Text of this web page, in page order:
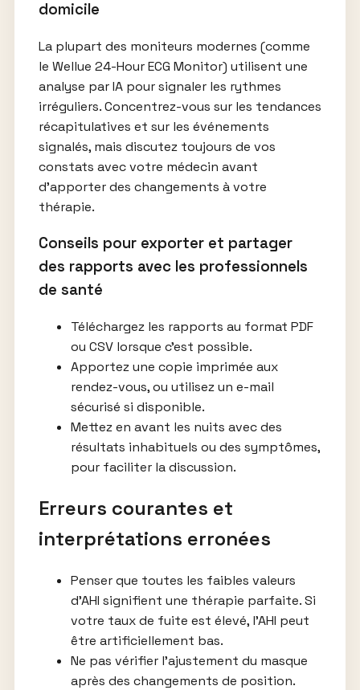
domicile
La plupart des moniteurs modernes (comme
le Wellue 24-Hour ECG Monitor) utilisent une
analyse par IA pour signaler les rythmes
irréguliers. Concentrez-vous sur les tendances
récapitulatives et sur les événements
signalés, mais discutez toujours de vos
constats avec votre médecin avant
d’apporter des changements à votre
thérapie.
Conseils pour exporter et partager
des rapports avec les professionnels
de santé
Téléchargez les rapports au format PDF
ou CSV lorsque c’est possible.
Apportez une copie imprimée aux
rendez-vous, ou utilisez un e-mail
sécurisé si disponible.
Mettez en avant les nuits avec des
résultats inhabituels ou des symptômes,
pour faciliter la discussion.
Erreurs courantes et
interprétations erronées
Penser que toutes les faibles valeurs
d’AHI signifient une thérapie parfaite. Si
votre taux de fuite est élevé, l’AHI peut
être artificiellement bas.
Ne pas vérifier l’ajustement du masque
après des changements de position.